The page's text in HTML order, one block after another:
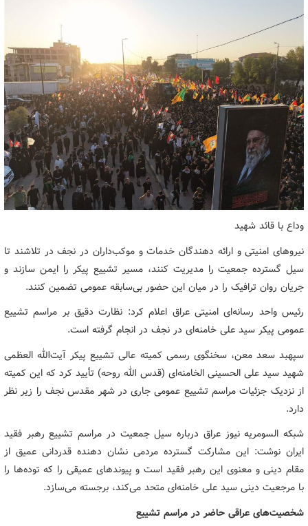
وداع با قائد شهید
نیروهای امنیتی و ارائه دهندگان خدمات و موکب‌داران در نجف در تلاشند تا
سیل گسترده جمعیت را مدیریت کنند، مسیر تشییع پیکر را ایمن سازند و
جریان روان ترافیک را در میان این حضور بی‌سابقه عمومی تضمین کنند.
رئیس واحد رسانه‌ای امنیتی عراق اعلام کرد: نظارت دقیق بر مراسم تشییع
عمومی پیکر سید علی خامنه‌ای در نجف در انجام گرفته است.
سپهبد سعد معن، سخنگوی رسمی کمیته عالی تشییع پیکر آیت‌الله العظمی
شهید سید علی الحسینی الخامنه‌ای (قدس الله روحه) تأیید کرد که این کمیته
از نزدیک جزئیات مراسم تشییع عمومی جاری در شهر مقدس نجف را زیر نظر
دارد.
شبکه السومریه نیوز عراق درباره سیل جمعیت در مراسم تشییع رهبر فقید
ایران نوشت: این مشارکت گسترده مردمی نشان دهنده قدردانی عمیق از
مقام دینی و معنوی این رهبر فقید است و پیوندهای عمیقی را که توده‌ها را
با مرجعیت دینی سید علی خامنه‌ای متحد می‌کند، برجسته می‌سازد.
شخصیت‌های عراقی حاضر در مراسم تشییع